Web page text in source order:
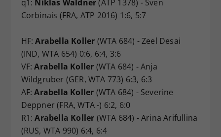
q1: Niklas Waldner(ATP 1378) - Sven
Corbinais (FRA, ATP 2016) 1:6, 5:7
HF:Arabella Koller (WTA 684) - Zeel Desai
(IND, WTA 654) 0:6, 6:4, 3:6
VF:Arabella Koller (WTA 684) - Anja
Wildgruber (GER, WTA 773) 6:3, 6:3
AF:Arabella Koller (WTA 684) - Severine
Deppner (FRA, WTA -) 6:2, 6:0
R1:Arabella Koller (WTA 684) - Arina Arifullina
(RUS, WTA 990) 6:4, 6:4